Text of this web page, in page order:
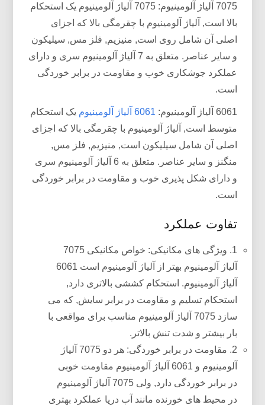
7075 آلیاژ آلومینیوم: 7075 آلیاژ آلومینیوم یک استحکام
بالا است, آلیاژ آلومینیوم با چقرمگی بالا که اجزای
اصلی آن شامل روی است, منیزیم, فلز مس, سیلیکون
و سایر عناصر. متعلق به 7 آلیاژ آلومینیوم سری و دارای
عملکرد جوشکاری خوب و مقاومت در برابر خوردگی
است.
6061 آلیاژ آلومینیوم: 6061 آلیاژ آلومینیوم
یک استحکام
متوسط ​​است, آلیاژ آلومینیوم با چقرمگی بالا که اجزای
اصلی آن شامل سیلیکون است, منیزیم, فلز مس,
منگنز و سایر عناصر. متعلق به 6 آلیاژ آلومینیوم سری
و دارای شکل پذیری خوب و مقاومت در برابر خوردگی
است.
تفاوت عملکرد
1. ویژگی های مکانیکی: خواص مکانیکی 7075
آلیاژ آلومینیوم بهتر از آلیاژ آلومینیوم است 6061
آلیاژ آلومینیوم. استحکام کششی بالاتری دارد,
استحکام تسلیم و مقاومت در برابر سایش, که می
سازد 7075 آلیاژ آلومینیوم مناسب برای مواقعی با
بار بیشتر و شدت تنش بالاتر.
2. مقاومت در برابر خوردگی: هر دو 7075 آلیاژ
آلومینیوم و 6061 آلیاژ آلومینیوم مقاومت خوبی
در برابر خوردگی دارد, ولی 7075 آلیاژ آلومینیوم
در محیط های خورنده مانند آب دریا عملکرد بهتری